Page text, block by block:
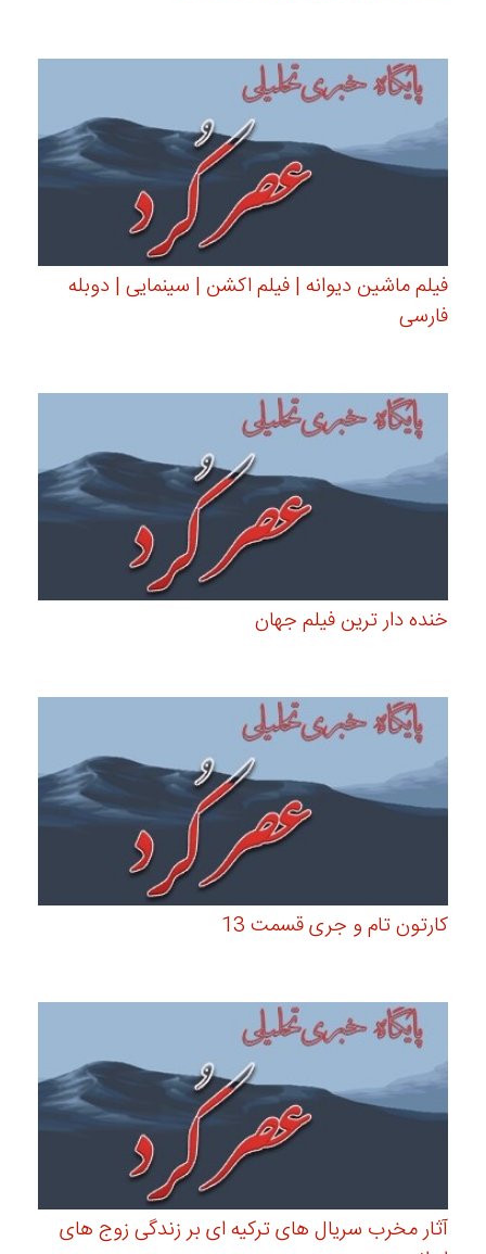
فیلم ماشین دیوانه | فیلم اکشن | سینمایی | دوبله
فارسی
خنده دار ترین فیلم جهان
کارتون تام و جری قسمت 13
آثار مخرب سریال های ترکیه ای بر زندگی زوج های